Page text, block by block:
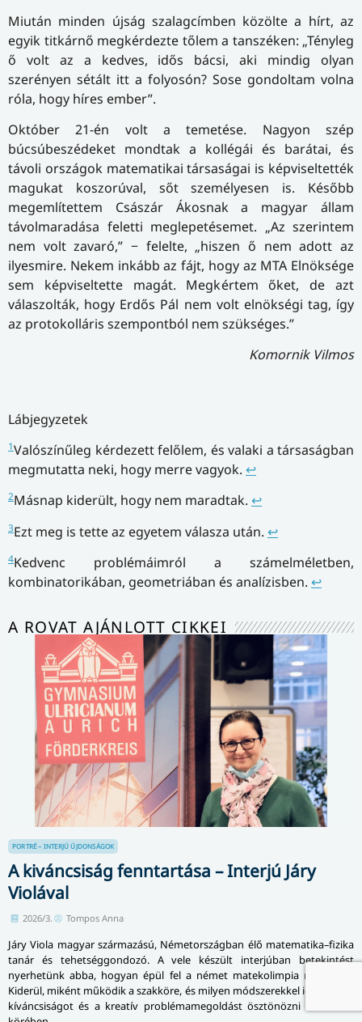
Miután minden újság szalagcímben közölte a hírt, az
egyik titkárnő megkérdezte tőlem a tanszéken: „Tényleg
ő volt az a kedves, idős bácsi, aki mindig olyan
szerényen sétált itt a folyosón? Sose gondoltam volna
róla, hogy híres ember”.
Október 21-én volt a temetése. Nagyon szép
búcsúbeszédeket mondtak a kollégái és barátai, és
távoli országok matematikai társaságai is képviseltették
magukat koszorúval, sőt személyesen is. Később
megemlítettem Császár Ákosnak a magyar állam
távolmaradása feletti meglepetésemet. „Az szerintem
nem volt zavaró,” − felelte, „hiszen ő nem adott az
ilyesmire. Nekem inkább az fájt, hogy az MTA Elnöksége
sem képviseltette magát. Megkértem őket, de azt
válaszolták, hogy Erdős Pál nem volt elnökségi tag, így
az protokolláris szempontból nem szükséges.”
Komornik Vilmos
Lábjegyzetek
1Valószínűleg kérdezett felőlem, és valaki a társaságban
megmutatta neki, hogy merre vagyok. ↩
2Másnap kiderült, hogy nem maradtak. ↩
3Ezt meg is tette az egyetem válasza után. ↩
4Kedvenc problémáimról a számelméletben,
kombinatorikában, geometriában és analízisben. ↩
A ROVAT AJÁNLOTT CIKKEI
PORTRÉ – INTERJÚ ÚJDONSÁGOK
A kiváncsiság fenntartása – Interjú Járy
Violával
2026/3. Tompos Anna
Járy Viola magyar származású, Németországban élő matematika–fizika
tanár és tehetséggondozó. A vele készült interjúban betekintést
nyerhetünk abba, hogyan épül fel a német matekolimpia rendszere.
Kiderül, miként működik a szakköre, és milyen módszerekkel igyekszik a
kíváncsiságot és a kreatív problémamegoldást ösztönözni a tanulók